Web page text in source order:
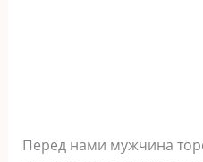
Перед нами мужчина